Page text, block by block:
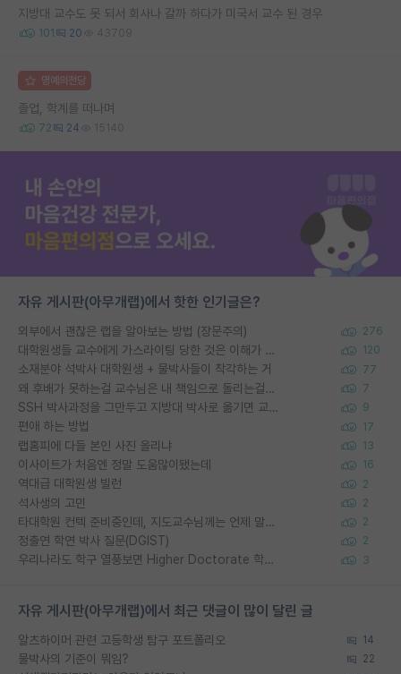
지방대 교수도 못 되서 회사나 갈까 하다가 미국서 교수 된 경우
101 20 43709
명예의전당
졸업, 학계를 떠나며
72 24 15140
자유 게시판(아무개랩)에서 핫한 인기글은?
외부에서 괜찮은 랩을 알아보는 방법 (장문주의) 276
대학원생들 교수에게 가스라이팅 당한 것은 이해가 갑니다. 안타깝네요. 120
소재분야 석박사 대학원생 + 물박사들이 착각하는 거 77
왜 후배가 못하는걸 교수님은 내 책임으로 돌리는걸까요? 7
SSH 박사과정을 그만두고 지방대 박사로 옮기면 교수의 꿈은 끝일까요? 9
편애 하는 방법 17
랩홈피에 다들 본인 사진 올리냐 13
이사이트가 처음엔 정말 도움많이됐는데 16
역대급 대학원생 빌런 2
석사생의 고민 2
타대학원 컨텍 준비중인데, 지도교수님께는 언제 말씀드려야 할까요? 2
정출연 학연 박사 질문(DGIST) 2
우리나라도 학구 열풍보면 Higher Doctorate 학위가 필요하다고 봅니다. 3
자유 게시판(아무개랩)에서 최근 댓글이 많이 달린 글
알츠하이머 관련 고등학생 탐구 포트폴리오 14
물박사의 기준이 뭐임? 22